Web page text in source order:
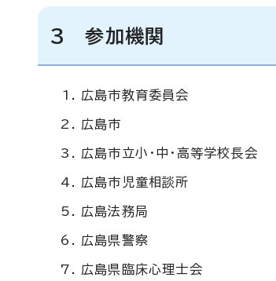
3 参加機関
広島市教育委員会
広島市
広島市立小・中・高等学校長会
広島市児童相談所
広島法務局
広島県警察
広島県臨床心理士会